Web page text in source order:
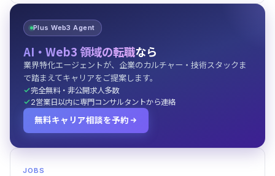
Plus Web3 Agent
AI・Web3 領域の転職なら
業界特化エージェントが、企業のカルチャー・技術スタックま
で踏まえてキャリアをご提案します。
完全無料・非公開求人多数
2営業日以内に専門コンサルタントから連絡
無料キャリア相談を予約
JOBS